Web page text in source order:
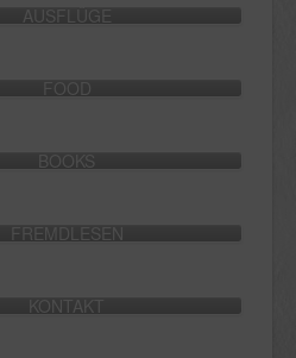
AUSFLÜGE
FOOD
BOOKS
FREMDLESEN
KONTAKT